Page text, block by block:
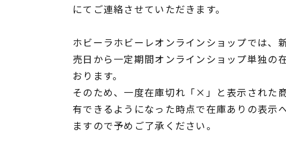
にてご連絡させていただきます。
ホビーラホビーレオンラインショップでは、
売日から一定期間オンラインショップ単独の
おります。
そのため、一度在庫切れ「×」と表示された
有できるようになった時点で在庫ありの表示
ますので予めご了承ください。